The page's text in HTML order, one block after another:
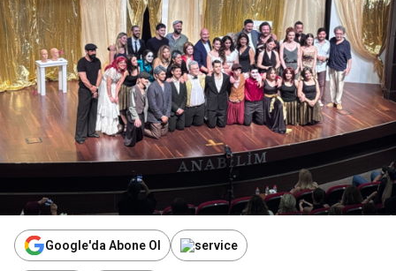
Google'da Abone Ol